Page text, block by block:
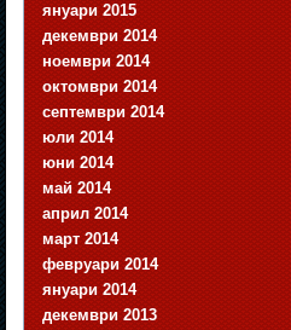
януари 2015
декември 2014
ноември 2014
октомври 2014
септември 2014
юли 2014
юни 2014
май 2014
април 2014
март 2014
февруари 2014
януари 2014
декември 2013